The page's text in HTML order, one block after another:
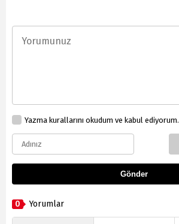
Yazma kurallarını okudum ve kabul ediyorum.
Gönder
0 Yorumlar